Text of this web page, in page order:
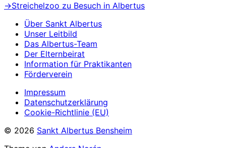
Beitrag:
→Nächster
Streichelzoo zu Besuch in Albertus
Über Sankt Albertus
Unser Leitbild
Das Albertus-Team
Der Elternbeirat
Information für Praktikanten
Förderverein
Impressum
Datenschutzerklärung
Cookie-Richtlinie (EU)
© 2026 Sankt Albertus Bensheim